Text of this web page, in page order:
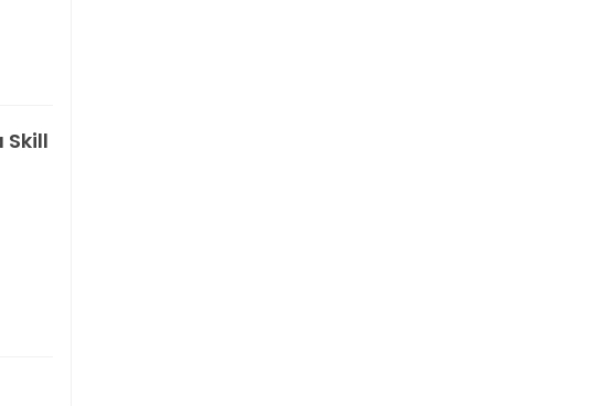
Skill